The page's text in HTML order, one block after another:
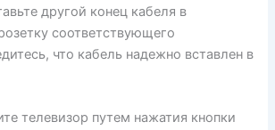
другой конец кабеля в
соответствующего
что кабель надежно вставлен в
телевизор путем нажатия кнопки